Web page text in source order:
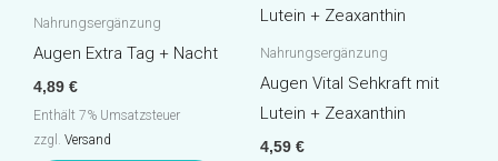
Nahrungsergänzung
Augen Extra Tag + Nacht
4,89 €
Enthält 7% Umsatzsteuer
zzgl. Versand
Nahrungsergänzung
Augen Vital Sehkraft mit
Lutein + Zeaxanthin
4,59 €